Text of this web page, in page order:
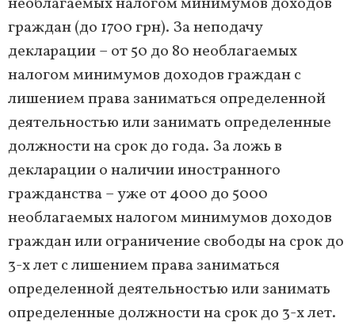
граждан (до 1700 грн). За неподачу
декларации – от 50 до 80 необлагаемых
налогом минимумов доходов граждан с
лишением права заниматься определенной
деятельностью или занимать определенные
должности на срок до года. За ложь в
декларации о наличии иностранного
гражданства – уже от 4000 до 5000
необлагаемых налогом минимумов доходов
граждан или ограничение свободы на срок до
3-х лет с лишением права заниматься
определенной деятельностью или занимать
определенные должности на срок до 3-х лет.